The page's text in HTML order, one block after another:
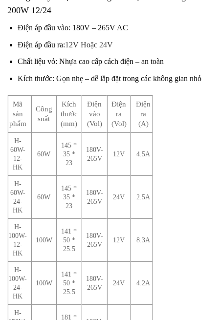
200W 12/24
Điện áp đầu vào: 180V – 265V AC
Điện áp đầu ra:12V Hoặc 24V
Chất liệu vỏ: Nhựa cao cấp cách điện – an toàn
Kích thước: Gọn nhẹ – dễ lắp đặt trong các không gian nhỏ
Mã
sản
phẩm
Công
suất
Kích
thước
(mm)
Điện
vào
(Vol)
Điện
ra
(Vol)
Điện
ra
(A)
H-
60W-
12-
HK
60W
145 *
35 *
23
180V-
265V
12V 4.5A
H-
60W-
24-
HK
60W
145 *
35 *
23
180V-
265V
24V 2.5A
H-
100W-
12-
HK
100W
141 *
50 *
25.5
180V-
265V
12V 8.3A
H-
100W-
24-
HK
100W
141 *
50 *
25.5
180V-
265V
24V 4.2A
H-
181 *